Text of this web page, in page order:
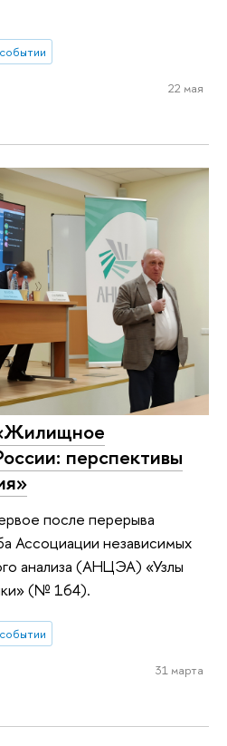
22 мая
перспективы
после перерыва
Ассоциации независимых
анализа (АНЦЭА) «Узлы
(№ 164).
31 марта